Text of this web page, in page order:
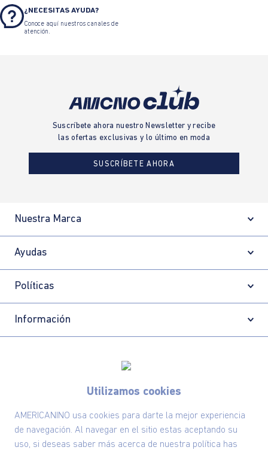
Utilizamos cookies
AMERICANINO usa cookies para darte la mejor experiencia
de navegación. Al navegar en el sitio estas aceptando su
uso, si deseas saber más acerca de nuestra política has
¿NECESITAS AYUDA?
Conoce aquí nuestros canales de
atención.
Suscríbete ahora nuestro Newsletter y recibe
las ofertas exclusivas y lo último en moda
SUSCRÍBETE AHORA
Nuestra Marca
Ayudas
Políticas
Información